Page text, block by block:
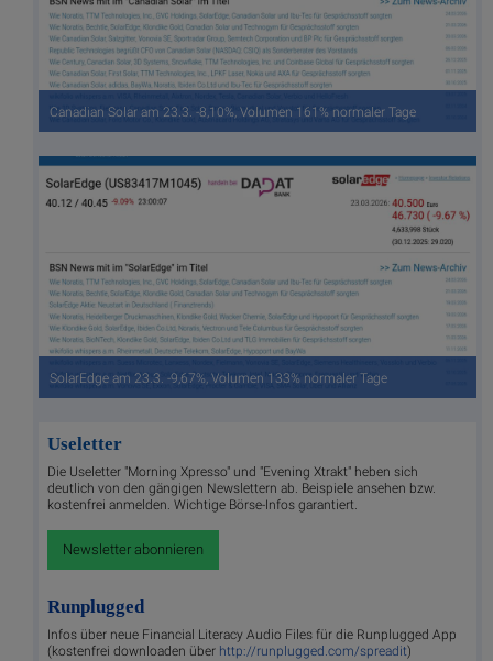
Canadian Solar am 23.3. -8,10%, Volumen 161% normaler Tage
SolarEdge am 23.3. -9,67%, Volumen 133% normaler Tage
Useletter
Die Useletter "Morning Xpresso" und "Evening Xtrakt" heben sich
deutlich von den gängigen Newslettern ab. Beispiele ansehen bzw.
kostenfrei anmelden. Wichtige Börse-Infos garantiert.
Newsletter abonnieren
Runplugged
Infos über neue Financial Literacy Audio Files für die Runplugged App
(kostenfrei downloaden über http://runplugged.com/spreadit)